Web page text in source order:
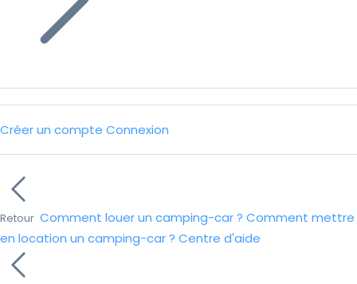
Créer un compte Connexion
Retour Comment louer un camping-car ? Comment mettre
en location un camping-car ? Centre d'aide